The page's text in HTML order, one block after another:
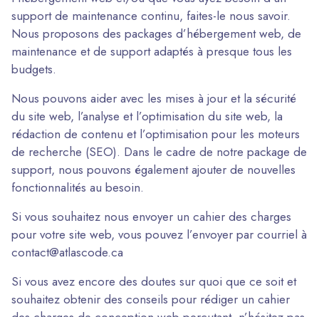
support de maintenance continu, faites-le nous savoir.
Nous proposons des packages d’hébergement web, de
maintenance et de support adaptés à presque tous les
budgets.
Nous pouvons aider avec les mises à jour et la sécurité
du site web, l’analyse et l’optimisation du site web, la
rédaction de contenu et l’optimisation pour les moteurs
de recherche (SEO). Dans le cadre de notre package de
support, nous pouvons également ajouter de nouvelles
fonctionnalités au besoin.
Si vous souhaitez nous envoyer un cahier des charges
pour votre site web, vous pouvez l’envoyer par courriel à
contact@atlascode.ca
Si vous avez encore des doutes sur quoi que ce soit et
souhaitez obtenir des conseils pour rédiger un cahier